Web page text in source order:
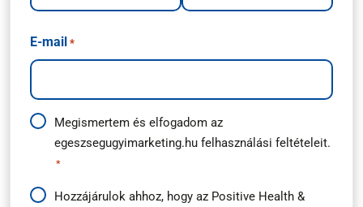
E-mail *
Adatkezelési
útmutató
Megismertem és elfogadom az
egeszsegugyimarketing.hu felhasználási feltételeit.
*
HírlevélHozzájárulok ahhoz, hogy az Positive Health &